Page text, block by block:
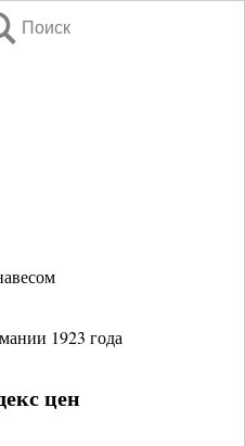
Поиск
1923 года
цен